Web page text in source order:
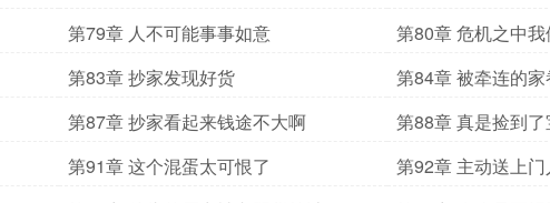
第79章 人不可能事事如意
第80章 危机之中我
第83章 抄家发现好货
第84章 被牵连的家
第87章 抄家看起来钱途不大啊
第88章 真是捡到了
第91章 这个混蛋太可恨了
第92章 主动送上